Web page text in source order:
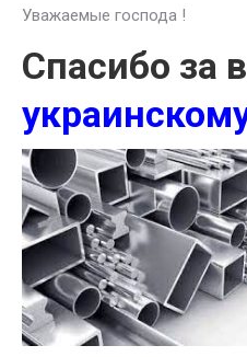
Уважаемые господа !
Спасибо за